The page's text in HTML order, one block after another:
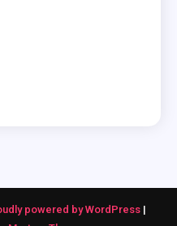
powered by WordPress |